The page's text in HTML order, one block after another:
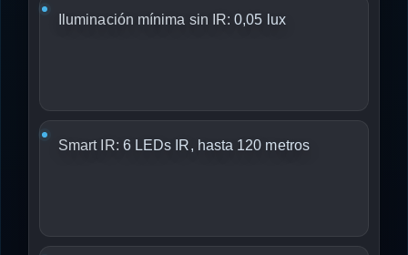
Iluminación mínima sin IR: 0,05 lux
Smart IR: 6 LEDs IR, hasta 120 metros